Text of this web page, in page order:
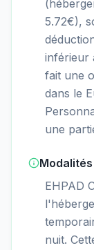
5.72€),
inférieur
fait une
dans le
une
EHPAD
nuit.